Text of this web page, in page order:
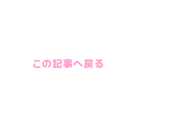
この記事へ戻る